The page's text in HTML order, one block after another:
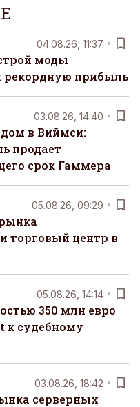
04.08.26, 11:37
моды
рекордную прибыль
03.08.26, 14:40
в Виймси:
продает
срок Гаммера
05.08.26, 09:29
торговый центр в
05.08.26, 14:14
350 млн евро
к судебному
03.08.26, 18:42
серверных